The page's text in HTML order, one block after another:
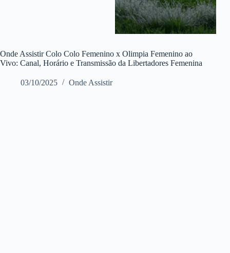
Onde Assistir Colo Colo Femenino x Olimpia Femenino ao
Vivo: Canal, Horário e Transmissão da Libertadores Femenina
03/10/2025 Onde Assistir